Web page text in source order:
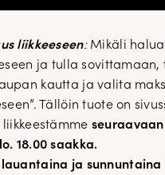
liikkeeseen:Mikäli
ja tulla sovittamaan,
kautta ja valita
Tällöin tuote on
seuraavaan
18.00 saakka.
lauantaina ja